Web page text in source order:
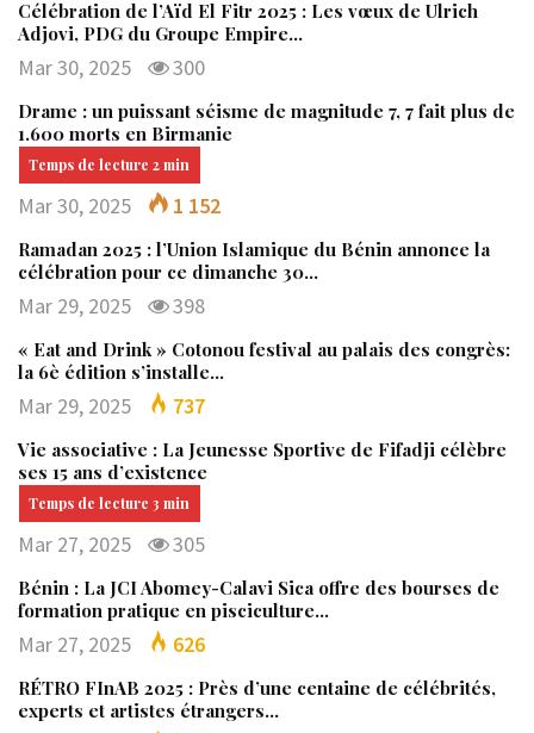
Célébration de l’Aïd El Fitr 2025 : Les vœux de Ulrich
Adjovi, PDG du Groupe Empire…
Mar 30, 2025 300
Drame : un puissant séisme de magnitude 7, 7 fait plus de
1.600 morts en Birmanie
Mar 30, 2025 1 152
Ramadan 2025 : l’Union Islamique du Bénin annonce la
célébration pour ce dimanche 30…
Mar 29, 2025 398
« Eat and Drink » Cotonou festival au palais des congrès:
la 6è édition s’installe…
Mar 29, 2025 737
Vie associative : La Jeunesse Sportive de Fifadji célèbre
ses 15 ans d’existence
Mar 27, 2025 305
Bénin : La JCI Abomey-Calavi Sica offre des bourses de
formation pratique en pisciculture…
Mar 27, 2025 626
RÉTRO FInAB 2025 : Près d’une centaine de célébrités,
experts et artistes étrangers…